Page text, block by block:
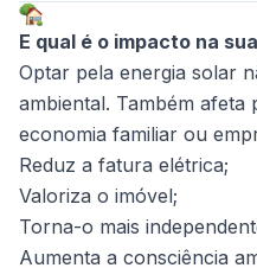
E qual é o impacto na
Optar pela energia solar
ambiental. Também afeta
economia familiar ou
Reduz a fatura elétrica;
Valoriza o imóvel;
Torna-o mais
Aumenta a consciência